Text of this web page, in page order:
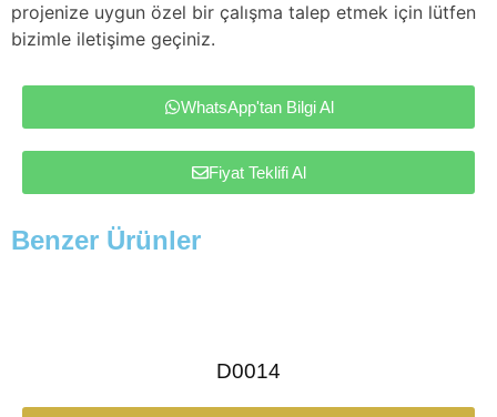
projenize uygun özel bir çalışma talep etmek için lütfen
bizimle iletişime geçiniz.
WhatsApp'tan Bilgi Al
Fiyat Teklifi Al
Benzer Ürünler
D0014